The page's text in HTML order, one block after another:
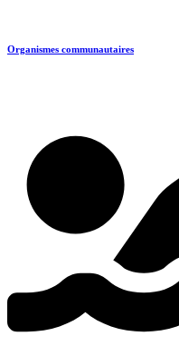
Organismes communautaires